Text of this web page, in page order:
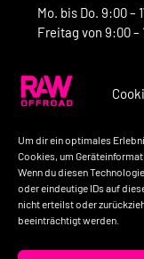
Um dir ein optimales
Cookies, um
Wenn du diesen
oder eindeutige IDs auf
nicht erteilst oder
beeinträchtigt werden.
Mo. bis Do. 9:00 –
Freitag von 9:00 –
Kontakt:
Telefon: +49-160-
E-Mail: